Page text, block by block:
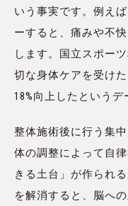
いう事実です。例え
ーすると、痛みや不
します。国立スポー
切な身体ケアを受け
18%向上したというデ
整体施術後に行う集
体の調整によって自
きる土台」が作られ
を解消すると、脳へ